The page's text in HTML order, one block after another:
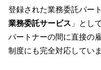
登録された業務委託パー
業務委託サービス 」とし
パートナーの間に直接の
制度にも完全対応していま